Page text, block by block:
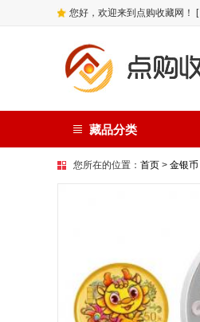
您好，欢迎来到点购收藏网！ [
藏品分类
您所在的位置： 首页 > 金银币